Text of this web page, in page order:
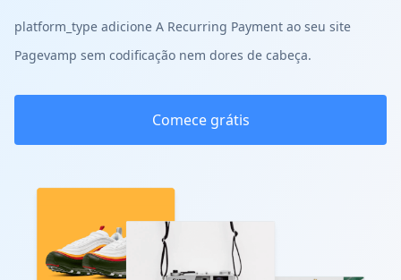
platform_type adicione A Recurring Payment ao seu site
Pagevamp sem codificação nem dores de cabeça.
Comece grátis